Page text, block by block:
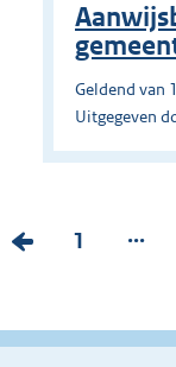
Geldend van
Uitgegeven
V
i
P
i
1 ...